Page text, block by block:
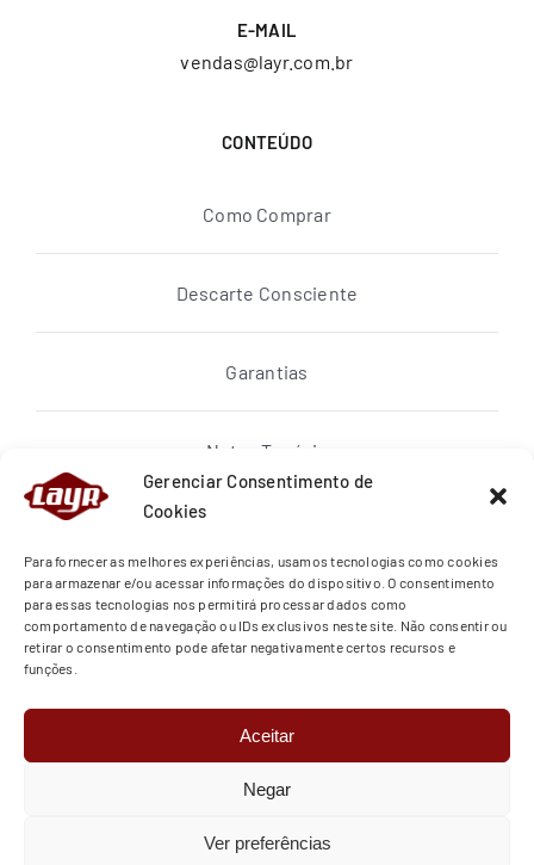
Gerenciar Consentimento de
Cookies
Para fornecer as melhores experiências, usamos tecnologias como cookies
para armazenar e/ou acessar informações do dispositivo. O consentimento
para essas tecnologias nos permitirá processar dados como
comportamento de navegação ou IDs exclusivos neste site. Não consentir ou
retirar o consentimento pode afetar negativamente certos recursos e
funções.
Aceitar
Negar
Ver preferências
E-MAIL
vendas@layr.com.br
CONTEÚDO
Como Comprar
Descarte Consciente
Garantias
Notas Topázio
Quem Somos
Termos de Uso
© Copyright 2026 | Todos os direitos